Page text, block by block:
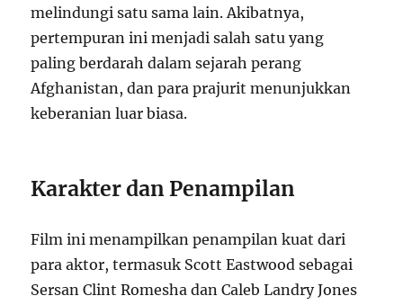
melindungi satu sama lain. Akibatnya,
pertempuran ini menjadi salah satu yang
paling berdarah dalam sejarah perang
Afghanistan, dan para prajurit menunjukkan
keberanian luar biasa.
Karakter dan Penampilan
Film ini menampilkan penampilan kuat dari
para aktor, termasuk Scott Eastwood sebagai
Sersan Clint Romesha dan Caleb Landry Jones